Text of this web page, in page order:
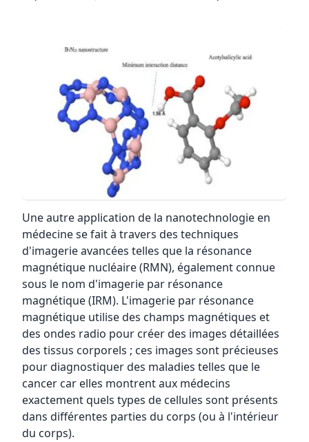
Une autre application de la nanotechnologie en
médecine se fait à travers des techniques
d'imagerie avancées telles que la résonance
magnétique nucléaire (RMN), également connue
sous le nom d'imagerie par résonance
magnétique (IRM). L'imagerie par résonance
magnétique utilise des champs magnétiques et
des ondes radio pour créer des images détaillées
des tissus corporels ; ces images sont précieuses
pour diagnostiquer des maladies telles que le
cancer car elles montrent aux médecins
exactement quels types de cellules sont présents
dans différentes parties du corps (ou à l'intérieur
du corps).